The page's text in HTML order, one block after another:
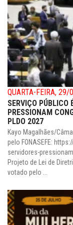
QUARTA-FEIRA,
SERVIÇO PÚBLICO
PRESSIONAM
PLDO 2027
Kayo Magalhães/
pelo FONASEFE:
servidores-
Projeto de Lei de
votado pelo ...